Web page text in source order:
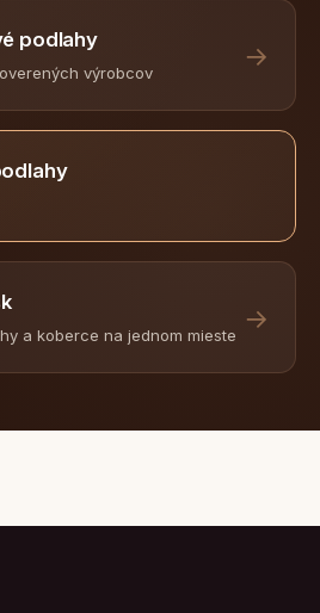
podlahy
výrobcov
→
a koberce na jednom mieste
→